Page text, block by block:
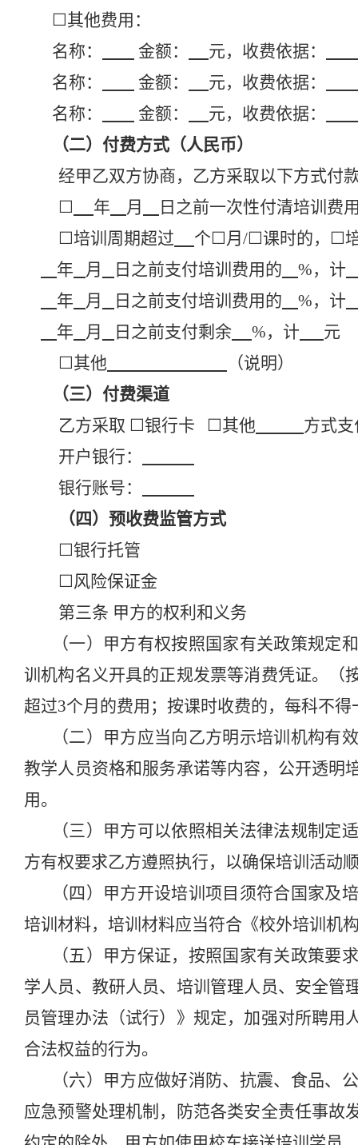
☐其他费用：
名称：
金额：
元，收费依据：
名称：
金额：
元，收费依据：
名称：
金额：
元，收费依据：
（二）付费方式（人民币）
经甲乙双方协商，乙方采取以下方式付
☐
年 月 日之前一次性付清培训费
☐培训周期超过 个☐月 /☐课时的， ☐
年
月 日之前支付培训费用的
%，计
年
月 日之前支付培训费用的
%，计
年
月 日之前支付剩余 %，计
元
☐其他
（说明）
（三）付费渠道
乙方采取 ☐银行卡 ☐其他
方式
开户银行：
银行账号：
（四）预收费监管方式
☐银行托管
☐风险保证金
第三条 甲方的权利和义务
（一）甲方有权按照国家有关政策规定
训机构名义开具的正规发票等消费凭证。（
超过3个月的费用 ；按课时收费的，每科不
（二）甲方应当向乙方明示培训机构
教学人员资格和服务承诺等内容， 公开透明
用。
（三）甲方可以依照相关法律法规制
方有权要求乙方遵照执行，以确保培训活动
（四）甲方开设培训项目须符合国家
培训材料，培训材料应当符合《校外培训机
（五）甲方保证，按照国家有关政策要
学人员、教研人员、培训管理人员、安全管
员管理办法（试行）》规定，加强对所聘
合法权益的行为。
（六）甲方应做好消防、抗震、食品
应急预警处理机制，防范各类安全责任事故